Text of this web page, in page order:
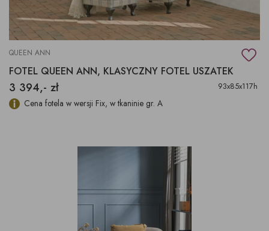
QUEEN ANN
FOTEL QUEEN ANN, KLASYCZNY FOTEL USZATEK
3 394,- zł 93x85x117h
Cena fotela w wersji Fix, w tkaninie gr. A